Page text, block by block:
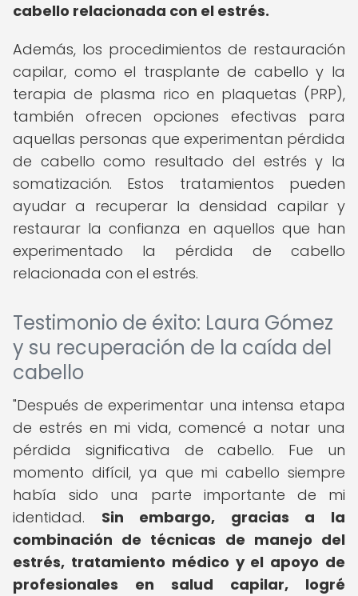
cabello relacionada con el estrés.
Además, los procedimientos de restauración
capilar, como el trasplante de cabello y la
terapia de plasma rico en plaquetas (PRP),
también ofrecen opciones efectivas para
aquellas personas que experimentan pérdida
de cabello como resultado del estrés y la
somatización. Estos tratamientos pueden
ayudar a recuperar la densidad capilar y
restaurar la confianza en aquellos que han
experimentado la pérdida de cabello
relacionada con el estrés.
Testimonio de éxito: Laura Gómez
y su recuperación de la caída del
cabello
"Después de experimentar una intensa etapa
de estrés en mi vida, comencé a notar una
pérdida significativa de cabello. Fue un
momento difícil, ya que mi cabello siempre
había sido una parte importante de mi
identidad. Sin embargo, gracias a la
combinación de técnicas de manejo del
estrés, tratamiento médico y el apoyo de
profesionales en salud capilar, logré